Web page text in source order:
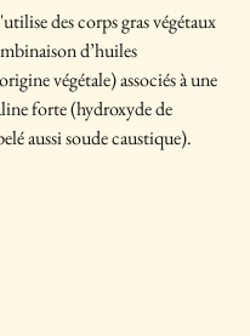
des corps gras végétaux
d’huiles
végétale) associés à une
forte (hydroxyde de
aussi soude caustique).